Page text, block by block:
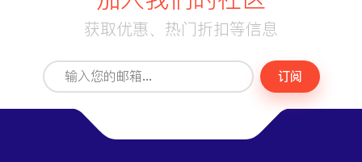
获取优惠、热门折扣等信息
订阅